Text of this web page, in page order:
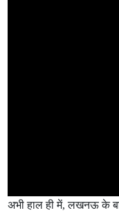
अभी हाल ही में, लखनऊ के